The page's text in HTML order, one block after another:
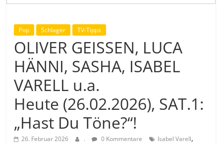
Pop Schlager TV-Tipps
OLIVER GEISSEN, LUCA
HÄNNI, SASHA, ISABEL
VARELL u.a.
Heute (26.02.2026), SAT.1:
„Hast Du Töne?“!
26. Februar 2026 . 0 Kommentare Isabel Varell,